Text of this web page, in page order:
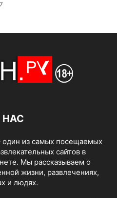
НАС
из самых посещаемых
сайтов в
Мы рассказываем о
жизни, развлечениях,
и людях.